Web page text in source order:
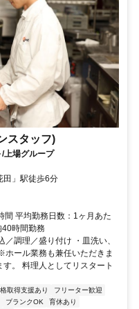
スタッフ)
上場グループ
田」駅徒歩6分
間 平均勤務日数：1ヶ月あた
時間勤務
調理／盛り付け ・皿洗い、
ール業務も兼任いただきま
。 料理人としてリスタート
取得支援あり
フリーター歓迎
ブランクOK
育休あり